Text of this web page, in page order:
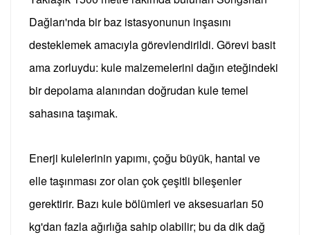
Dağları'nda bir baz istasyonunun inşasını
desteklemek amacıyla görevlendirildi. Görevi basit
ama zorluydu: kule malzemelerini dağın eteğindeki
bir depolama alanından doğrudan kule temel
sahasına taşımak.
Enerji kulelerinin yapımı, çoğu büyük, hantal ve
elle taşınması zor olan çok çeşitli bileşenler
gerektirir. Bazı kule bölümleri ve aksesuarları 50
kg'dan fazla ağırlığa sahip olabilir; bu da dik dağ